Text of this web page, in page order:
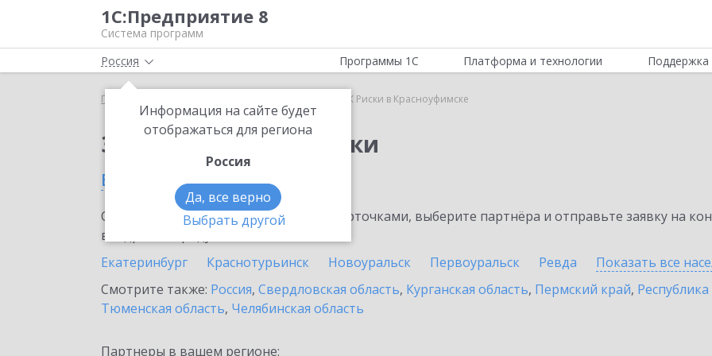
1С:Предприятие 8
Система программ
Россия
Информация на сайте будет
отображаться для региона
Россия
Да, все верно
Выбрать другой
Программы 1С Платформа и технологии Поддержка
Главная 1СПАРК Риски в Красноуфимске
Заказать 1СПАРК Риски
в Красноуфимске
Ознакомьтесь с информационными карточками, выберите партнёра и отправьте заявку на
внедрение продукта.
Екатеринбург
Краснотурьинск Новоуральск Первоуральск Ревда Показать все
Смотрите также: Россия, Свердловская область, Курганская область, Пермский край,
Тюменская область, Челябинская область
Партнеры в вашем регионе: